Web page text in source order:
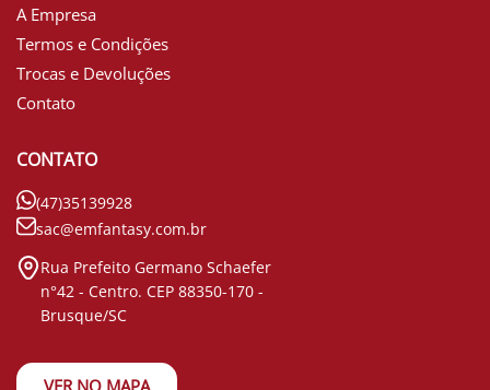
A Empresa
Termos e Condições
Trocas e Devoluções
Contato
CONTATO
(47)35139928
sac@emfantasy.com.br
Rua Prefeito Germano Schaefer
n°42 - Centro. CEP 88350-170 -
Brusque/SC